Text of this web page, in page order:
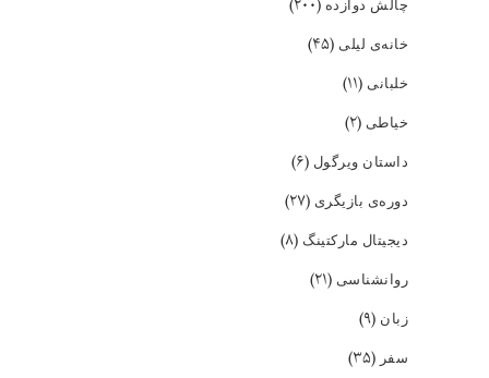
(۲۰۰)
خانه‌ی لیلی (۴۵)
خلبانی (۱۱)
خیاطی (۲)
داستان ویرگول (۶)
دوره‌ی بازیگری (۲۷)
دیجیتال مارکتینگ (۸)
روانشناسی (۲۱)
زبان (۹)
سفر (۳۵)